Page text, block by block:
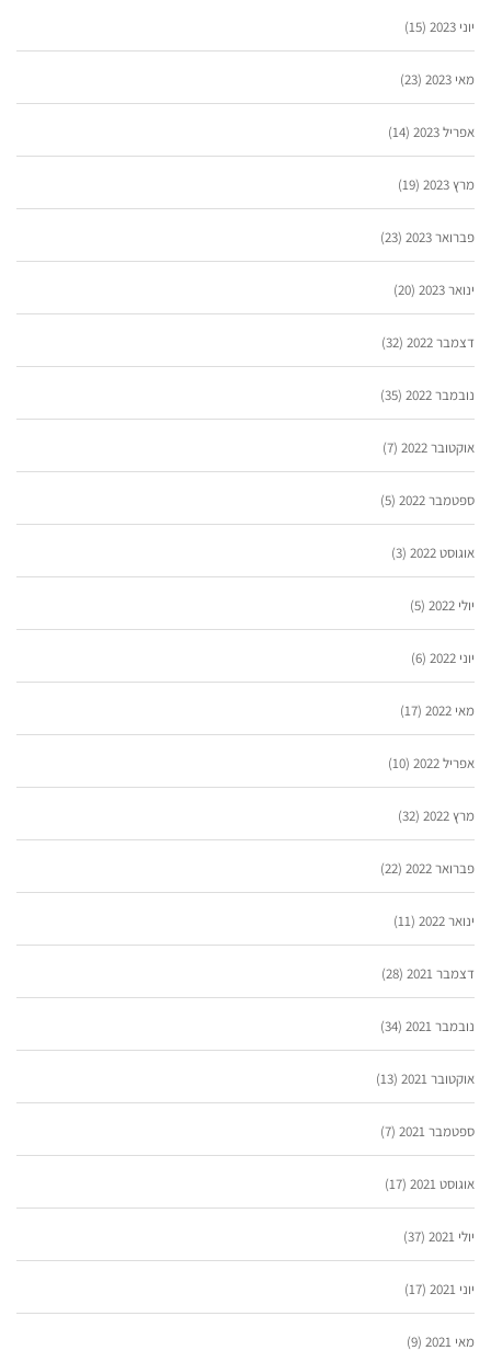
יוני 2023 (15)
מאי 2023 (23)
אפריל 2023 (14)
מרץ 2023 (19)
פברואר 2023 (23)
ינואר 2023 (20)
דצמבר 2022 (32)
נובמבר 2022 (35)
אוקטובר 2022 (7)
ספטמבר 2022 (5)
אוגוסט 2022 (3)
יולי 2022 (5)
יוני 2022 (6)
מאי 2022 (17)
אפריל 2022 (10)
מרץ 2022 (32)
פברואר 2022 (22)
ינואר 2022 (11)
דצמבר 2021 (28)
נובמבר 2021 (34)
אוקטובר 2021 (13)
ספטמבר 2021 (7)
אוגוסט 2021 (17)
יולי 2021 (37)
יוני 2021 (17)
מאי 2021 (9)